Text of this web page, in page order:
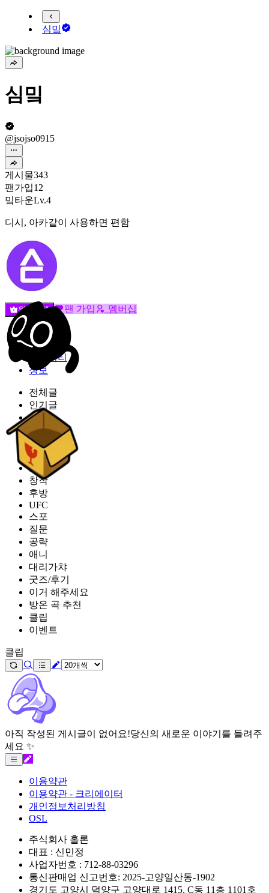
심밐
심밐
@jsojso0915
게시물343
팬가입12
밐타운Lv.4
디시, 아카같이 사용하면 편함
원픽선택 팬 가입 멤버십
밐타운
피드
커뮤니티
정보
전체글
인기글
공지
자유
유머
글카스
소식
창작
후방
UFC
스포
질문
공략
애니
대리가챠
굿즈/후기
이거 해주세요
방온 곡 추천
클립
이벤트
클립
아직 작성된 게시글이 없어요!당신의 새로운 이야기를 들려주
세요 ✨
이용약관
이용약관 - 크리에이터
개인정보처리방침
OSL
주식회사 홀론
대표 : 신민정
사업자번호 : 712-88-03296
통신판매업 신고번호: 2025-고양일산동-1902
경기도 고양시 덕양구 고양대로 1415, C동 11층 1101호